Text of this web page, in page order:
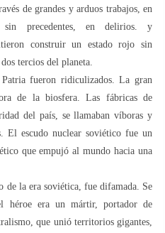
de grandes y arduos trabajos, en
sin precedentes, en delirios. y
construir un estado rojo sin
tercios del planeta.
fueron ridiculizados. La gran
de la biosfera. Las fábricas de
del país, se llamaban víboras y
escudo nuclear soviético fue un
que empujó al mundo hacia una
la era soviética, fue difamada. Se
héroe era un mártir, portador de
que unió territorios gigantes,